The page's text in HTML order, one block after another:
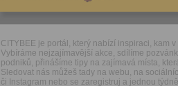
CITYBEE je portál, který nabízí inspiraci, kam v
Vybíráme nejzajímavější akce, sdílíme
podniků, přinášíme tipy na zajímavá místa,
Sledovat nás můžeš tady na webu, na
či Instagram nebo se zaregistruj a jednou